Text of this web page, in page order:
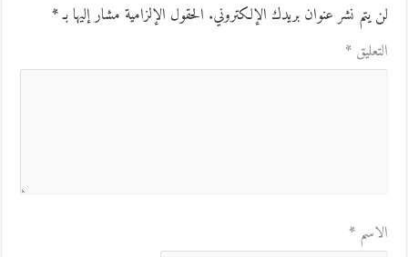
لن يتم نشر عنوان بريدك الإلكتروني. الحقول الإلزامية مشار إليها بـ*
التعليق*
الاسم*